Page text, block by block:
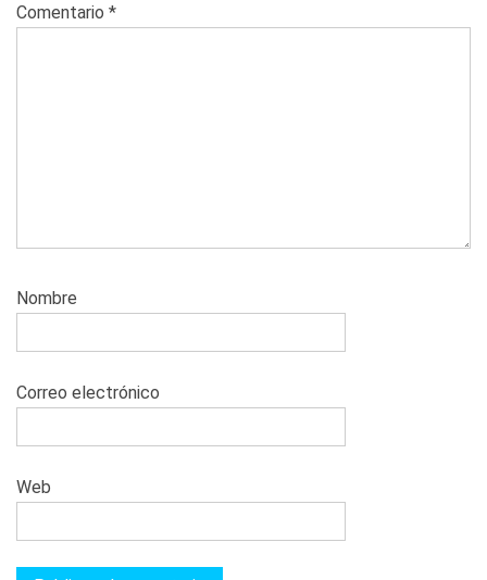
Comentario *
Nombre
Correo electrónico
Web